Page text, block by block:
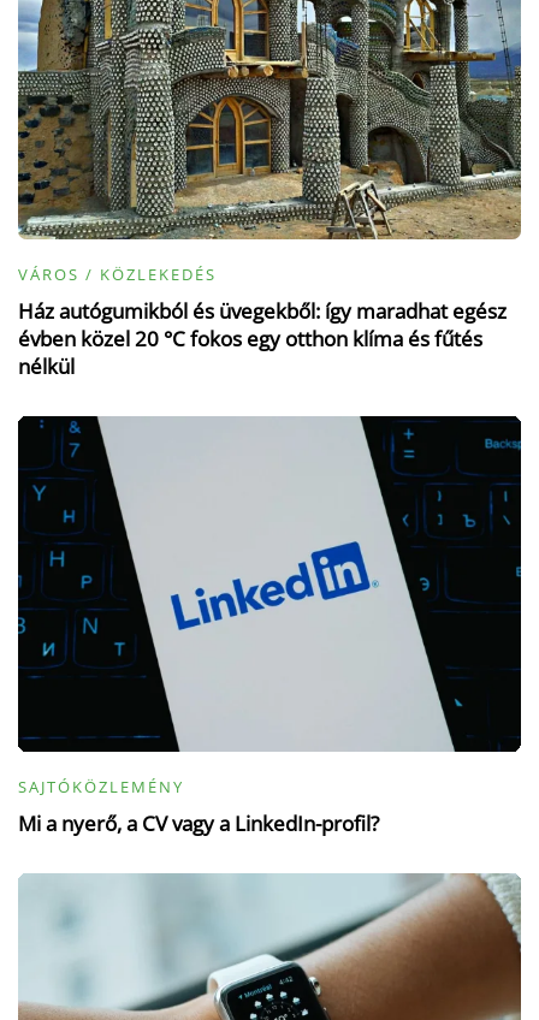
VÁROS / KÖZLEKEDÉS
Ház autógumikból és üvegekből: így maradhat egész
évben közel 20 °C fokos egy otthon klíma és fűtés
nélkül
SAJTÓKÖZLEMÉNY
Mi a nyerő, a CV vagy a LinkedIn-profil?